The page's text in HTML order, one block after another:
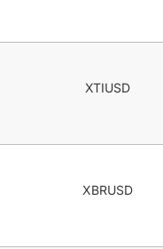
XTIUSD
XBRUSD